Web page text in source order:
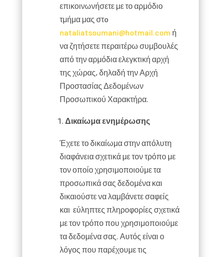
επικοινωνήσετε με το αρμόδιο
τμήμα μας στo
nataliatsoumani@hotmail.com ή
να ζητήσετε περαιτέρω συμβουλές
από την αρμόδια ελεγκτική αρχή
της χώρας, δηλαδή την Αρχή
Προστασίας Δεδομένων
Προσωπικού Χαρακτήρα.
Δικαίωμα ενημέρωσης
Έχετε το δικαίωμα στην απόλυτη
διαφάνεια σχετικά με τον τρόπο με
τον οποίο χρησιμοποιούμε τα
προσωπικά σας δεδομένα και
δικαιούστε να λαμβάνετε σαφείς
και εύληπτες πληροφορίες σχετικά
με τον τρόπο που χρησιμοποιούμε
τα δεδομένα σας. Αυτός είναι ο
λόγος που παρέχουμε τις